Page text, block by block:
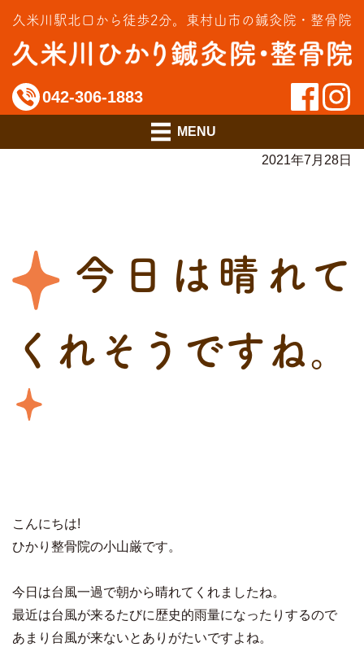
久米川駅北口から徒歩2分。 東村山市の鍼灸院・整骨院
042-306-1883
料金のご案内
アクセス
2021年7月28日
今日は晴れて
くれそうですね。
こんにちは!
ひかり整骨院の小山厳です。
今日は台風一過で朝から晴れてくれましたね。
最近は台風が来るたびに歴史的雨量になったりするので
あまり台風が来ないとありがたいですよね。